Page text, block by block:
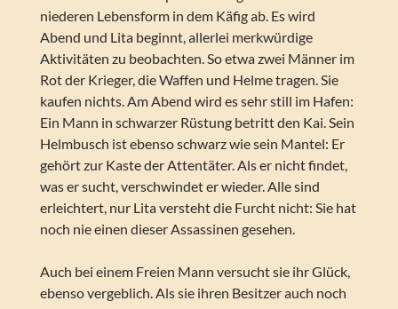
niederen Lebensform in dem Käfig ab. Es wird
Abend und Lita beginnt, allerlei merkwürdige
Aktivitäten zu beobachten. So etwa zwei Männer im
Rot der Krieger, die Waffen und Helme tragen. Sie
kaufen nichts. Am Abend wird es sehr still im Hafen:
Ein Mann in schwarzer Rüstung betritt den Kai. Sein
Helmbusch ist ebenso schwarz wie sein Mantel: Er
gehört zur Kaste der Attentäter. Als er nicht findet,
was er sucht, verschwindet er wieder. Alle sind
erleichtert, nur Lita versteht die Furcht nicht: Sie hat
noch nie einen dieser Assassinen gesehen.
Auch bei einem Freien Mann versucht sie ihr Glück,
ebenso vergeblich. Als sie ihren Besitzer auch noch